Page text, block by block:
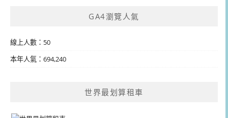
GA4瀏覽人氣
線上人數：50
本年人氣：694,240
世界最划算租車